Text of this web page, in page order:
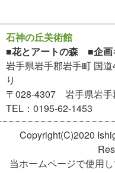
石神の丘美術館
■花とアートの森 ■企画
岩手県岩手郡岩手町 国
り
〒028-4307 岩手県岩手
TEL：0195-62-1453
Copyright(C)2020
当ホームページで使用